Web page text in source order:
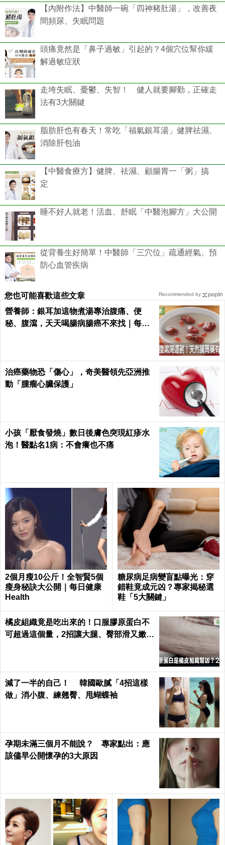
【內附作法】中醫師一碗「四神豬肚湯」，改善夜
間頻尿、失眠問題
頭痛竟然是「鼻子過敏」引起的？4個穴位幫你緩
解過敏症狀
走垮失眠、憂鬱、失智！ 健人就要腳勤，正確走
法有3大關鍵
脂肪肝也有春天！常吃「福氣銀耳湯」健脾祛濕、
消除肝包油
【中醫食療方】健脾、祛濕、顧腸胃一「粥」搞
定
睡不好人就老！活血、舒眠「中醫泡腳方」大公開
從背養生好簡單！中醫師「三穴位」疏通經氣、預
防心血管疾病
您也可能喜歡這些文章
營養師：銀耳加這物煮湯專治腹痛、便
秘、腹瀉，天天喝腸病腸癌不來找｜每日
治癌藥物恐「傷心」，奇美醫領先亞洲推
動「腫瘤心臟保護」
小孩「厭食發燒」數日後膚色突現紅疹水
泡！醫點名1病：不會癢也不痛
2個月瘦10公斤！全智賢5個
瘦身秘訣大公開｜每日健康
Health
糖尿病足病變盲點曝光：穿
錯鞋竟成元凶？專家揭秘選
鞋「5大關鍵」
橘皮組織竟是吃出來的！口服膠原蛋白不
可超過這個量，2招讓大腿、臀部滑又嫩｜
減了一半的自己！ 韓國歐膩「4招這樣
做」消小腹、練翹臀、甩蝴蝶袖
孕期未滿三個月不能說？ 專家點出：應
該儘早公開懷孕的3大原因
Recommended by